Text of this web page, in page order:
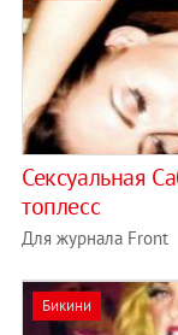
Сексуальная
топлесс
Для журнала Front
Бикини